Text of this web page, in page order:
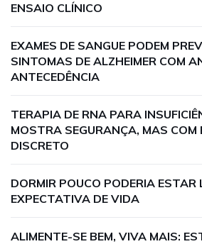
ENSAIO CLÍNICO
EXAMES DE SANGUE PODEM
SINTOMAS DE ALZHEIMER COM
ANTECEDÊNCIA
TERAPIA DE RNA PARA
MOSTRA SEGURANÇA, MAS COM
DISCRETO
DORMIR POUCO PODERIA ESTAR
EXPECTATIVA DE VIDA
ALIMENTE-SE BEM, VIVA MAIS: